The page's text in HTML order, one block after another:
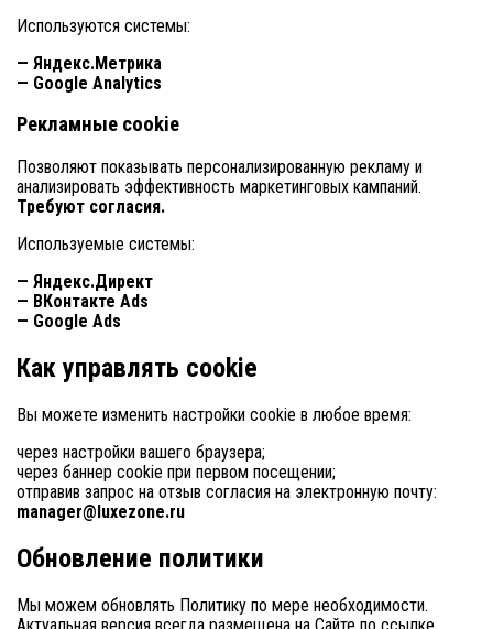
Используются системы:
— Яндекс.Метрика
— Google Analytics
Рекламные cookie
Позволяют показывать персонализированную рекламу и
анализировать эффективность маркетинговых кампаний.
Требуют согласия.
Используемые системы:
— Яндекс.Директ
— ВКонтакте Ads
— Google Ads
Как управлять cookie
Вы можете изменить настройки cookie в любое время:
через настройки вашего браузера;
через баннер cookie при первом посещении;
отправив запрос на отзыв согласия на электронную почту:
manager@luxezone.ru
Обновление политики
Мы можем обновлять Политику по мере необходимости.